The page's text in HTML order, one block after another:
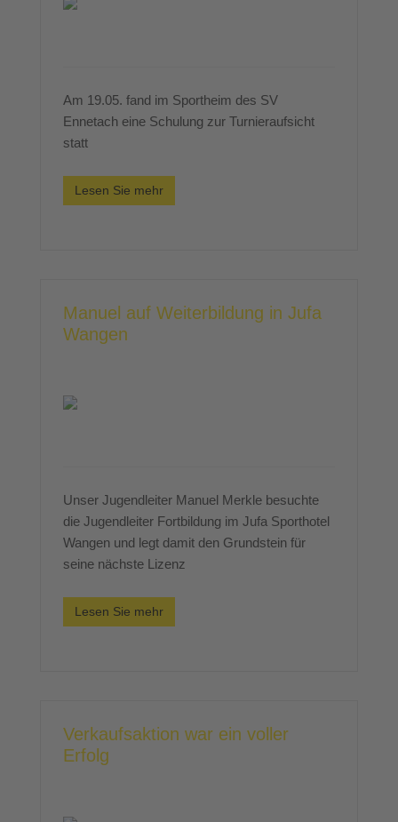
Am 19.05. fand im Sportheim des SV
Ennetach eine Schulung zur Turnieraufsicht
statt
Lesen Sie mehr
Manuel auf Weiterbildung in Jufa
Wangen
Unser Jugendleiter Manuel Merkle besuchte
die Jugendleiter Fortbildung im Jufa Sporthotel
Wangen und legt damit den Grundstein für
seine nächste Lizenz
Lesen Sie mehr
Verkaufsaktion war ein voller
Erfolg